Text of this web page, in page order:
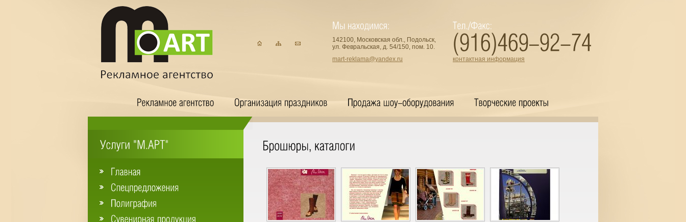
142100, Московская обл., Подольск,
ул. Февральская, д. 54/150, пом. 10.
mart-reklama@yandex.ru
контактная информация